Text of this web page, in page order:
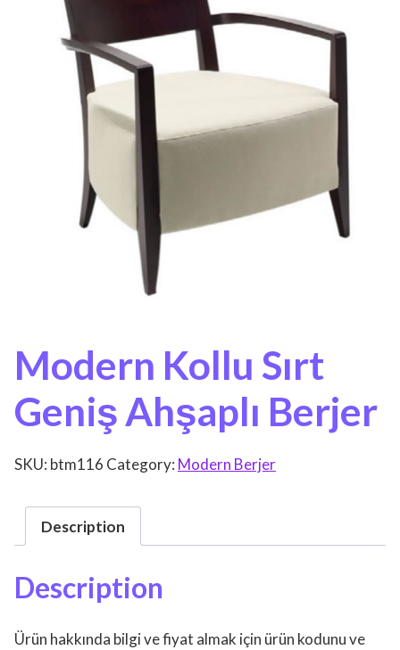
Modern Kollu Sırt
Geniş Ahşaplı Berjer
SKU: btm116 Category: Modern Berjer
Description
Description
Ürün hakkında bilgi ve fiyat almak için ürün kodunu ve